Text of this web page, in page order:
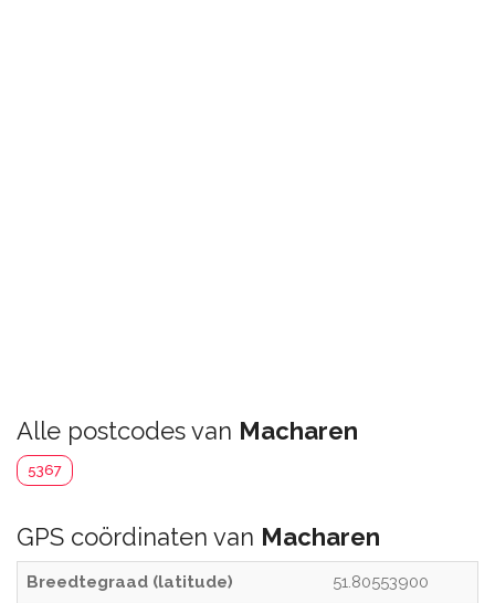
Alle postcodes van Macharen
5367
GPS coördinaten van Macharen
Breedtegraad (latitude) 51.80553900